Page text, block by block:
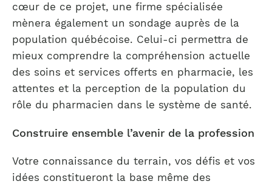
cœur de ce projet, une firme spécialisée
mènera également un sondage auprès de la
population québécoise. Celui-ci permettra de
mieux comprendre la compréhension actuelle
des soins et services offerts en pharmacie, les
attentes et la perception de la population du
rôle du pharmacien dans le système de santé.
Construire ensemble l’avenir de la profession
Votre connaissance du terrain, vos défis et vos
idées constitueront la base même des